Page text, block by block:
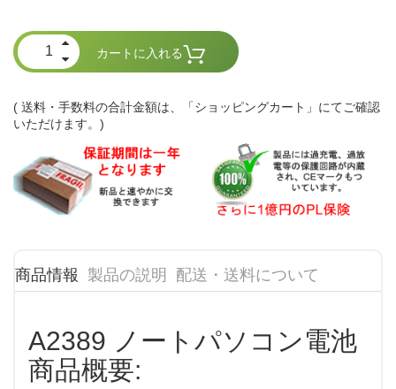
カートに入れる
( 送料・手数料の合計金額は、「ショッピングカート」にてご確認
いただけます。)
商品情報 製品の説明 配送・送料について
A2389 ノートパソコン電池
商品概要: